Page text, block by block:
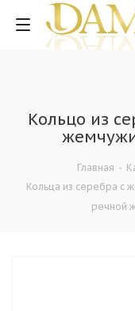
Кольцо из
Главная -
Кольца из серебра c
речной